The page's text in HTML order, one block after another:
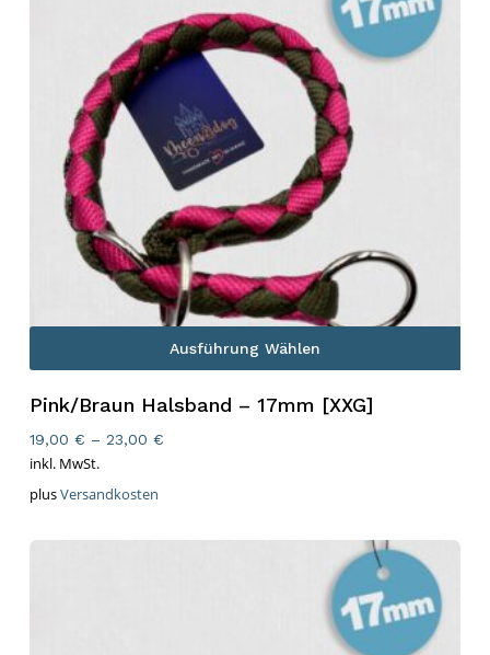
Ausführung Wählen
Pink/Braun Halsband – 17mm [XXG]
19,00 € – 23,00 €
inkl. MwSt.
plusVersandkosten